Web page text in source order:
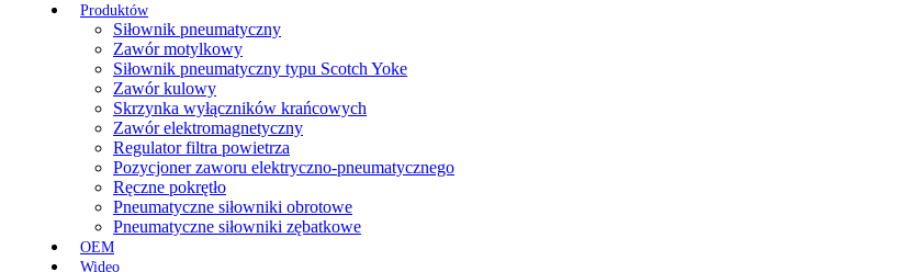
Produktów
Siłownik pneumatyczny
Zawór motylkowy
Siłownik pneumatyczny typu Scotch Yoke
Zawór kulowy
Skrzynka wyłączników krańcowych
Zawór elektromagnetyczny
Regulator filtra powietrza
Pozycjoner zaworu elektryczno-pneumatycznego
Ręczne pokrętło
Pneumatyczne siłowniki obrotowe
Pneumatyczne siłowniki zębatkowe
OEM
Wideo